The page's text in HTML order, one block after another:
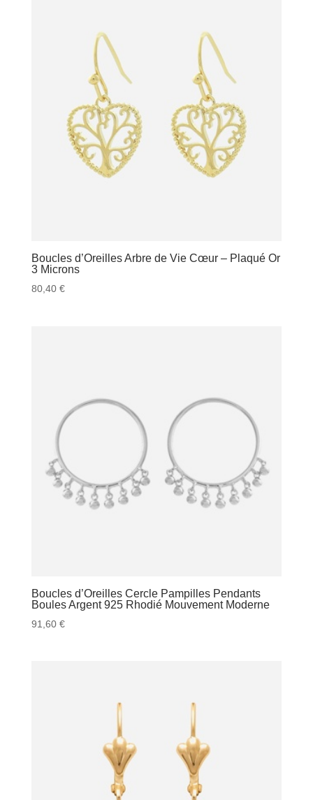
Boucles d’Oreilles Arbre de Vie Cœur – Plaqué Or
3 Microns
80,40 €
Boucles d’Oreilles Cercle Pampilles Pendants
Boules Argent 925 Rhodié Mouvement Moderne
91,60 €